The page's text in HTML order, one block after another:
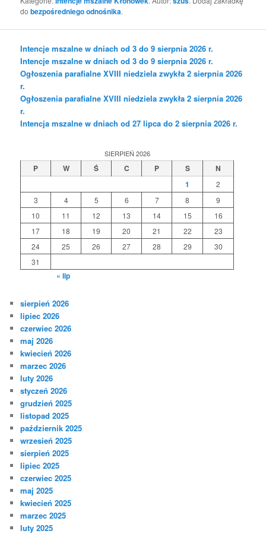
dobezpośredniego odnośnika.
Intencje mszalne w dniach od 3 do 9 sierpnia 2026 r.
Intencje mszalne w dniach od 3 do 9 sierpnia 2026 r.
Ogłoszenia parafialne XVIII niedziela zwykła 2 sierpnia 2026
r.
Ogłoszenia parafialne XVIII niedziela zwykła 2 sierpnia 2026
r.
Intencja mszalne w dniach od 27 lipca do 2 sierpnia 2026 r.
SIERPIEŃ 2026
P W Ś C P S
N
1
2
3
4 5 6 7 8
9
10
11 12 13 14 15
16
17
18 19 20 21 22
23
24
25 26 27 28 29
30
31
« lip
sierpień 2026
lipiec 2026
czerwiec 2026
maj 2026
kwiecień 2026
marzec 2026
luty 2026
styczeń 2026
grudzień 2025
listopad 2025
październik 2025
wrzesień 2025
sierpień 2025
lipiec 2025
czerwiec 2025
maj 2025
kwiecień 2025
marzec 2025
luty 2025